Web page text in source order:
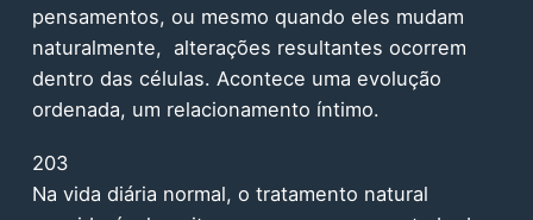
pensamentos, ou mesmo quando eles mudam
naturalmente, alterações resultantes ocorrem
dentro das células. Acontece uma evolução
ordenada, um relacionamento íntimo.
203
Na vida diária normal, o tratamento natural